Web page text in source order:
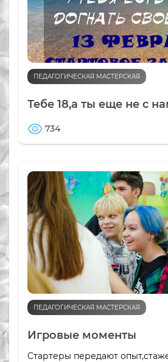
ПЕДАГОГИЧЕСКАЯ МАСТЕРСКАЯ
Тебе 18,а ты еще не с
734
ПЕДАГОГИЧЕСКАЯ МАСТЕРСКАЯ
Игровые моменты
Стартеры передают